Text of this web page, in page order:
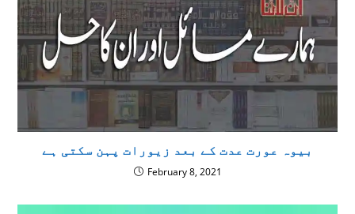
بیوہ عورت عدت کے بعد زیورات پہن سکتی ہے
February 8, 2021